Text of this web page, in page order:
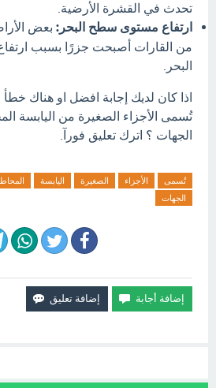
تحدث في القشرة الأرضية.
ارتفاع مستوى سطح البحر: بعض
من القارات أصبحت جزرًا بسبب
البحر.
اذا كان لديك إجابة افضل او هناك
تُسمى الأجزاء الصغيرة من اليابسة
الجهات ؟ اترك تعليق فورآ.
تُسمى الأجزاء الصغيرة اليابسة
الجهات